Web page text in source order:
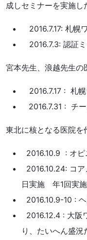
成しセミナーを実施し
2016.7.17: 札幌
2016.7.3: 認証
宮本先生、浪越先生の
2016.7.17 : 札幌
2016.7.31 : チ
東北に核となる医院を
2016.10.9 : オピ
2016.10.24: コ
日実施 年1回実
2016.10.9-10 :
2016.12.4 : 大
り、たいへん盛況